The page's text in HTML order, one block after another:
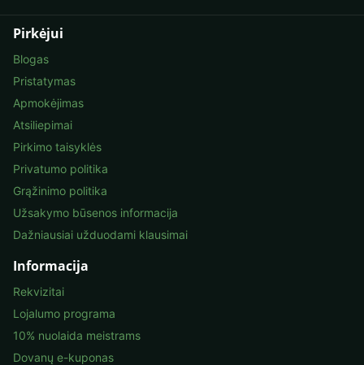
Pirkėjui
Blogas
Pristatymas
Apmokėjimas
Atsiliepimai
Pirkimo taisyklės
Privatumo politika
Grąžinimo politika
Užsakymo būsenos informacija
Dažniausiai užduodami klausimai
Informacija
Rekvizitai
Lojalumo programa
10% nuolaida meistrams
Dovanų e-kuponas